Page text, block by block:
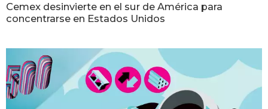
Cemex desinvierte en el sur de América para
concentrarse en Estados Unidos